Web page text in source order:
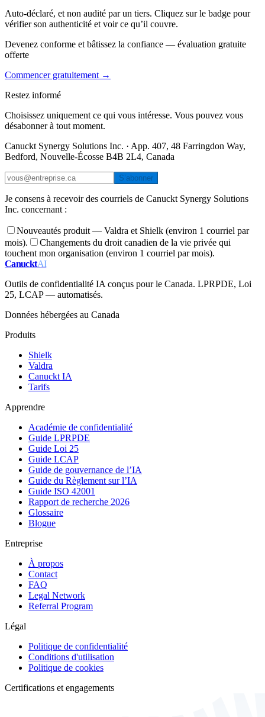
Auto-déclaré, et non audité par un tiers. Cliquez sur le badge pour
vérifier son authenticité et voir ce qu’il couvre.
Devenez conforme et bâtissez la confiance — évaluation gratuite
offerte
Commencer gratuitement →
Restez informé
Choisissez uniquement ce qui vous intéresse. Vous pouvez vous
désabonner à tout moment.
Canuckt Synergy Solutions Inc. · App. 407, 48 Farringdon Way,
Bedford, Nouvelle-Écosse B4B 2L4, Canada
S’abonner
Je consens à recevoir des courriels de Canuckt Synergy Solutions
Inc. concernant :
Nouveautés produit — Valdra et Shielk (environ 1 courriel par
mois).
Changements du droit canadien de la vie privée qui
touchent mon organisation (environ 1 courriel par mois).
CanucktAI
Outils de confidentialité IA conçus pour le Canada. LPRPDE, Loi
25, LCAP — automatisés.
Données hébergées au Canada
Produits
Shielk
Valdra
Canuckt IA
Tarifs
Apprendre
Académie de confidentialité
Guide LPRPDE
Guide Loi 25
Guide LCAP
Guide de gouvernance de l’IA
Guide du Règlement sur l’IA
Guide ISO 42001
Rapport de recherche 2026
Glossaire
Blogue
Entreprise
À propos
Contact
FAQ
Legal Network
Referral Program
Légal
Politique de confidentialité
Conditions d'utilisation
Politique de cookies
Certifications et engagements